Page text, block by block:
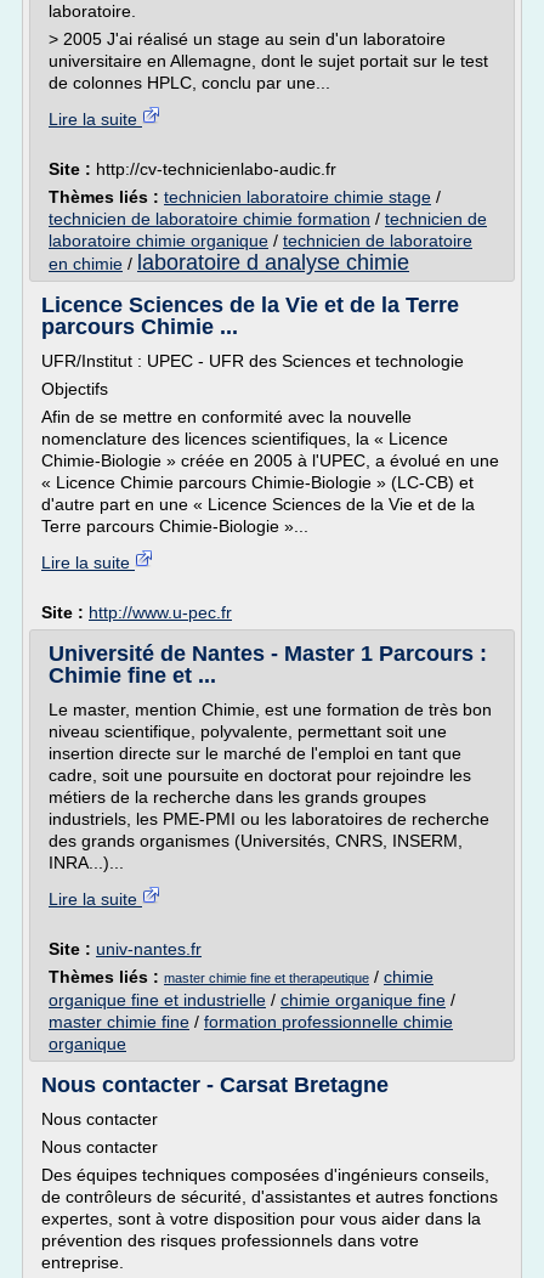
laboratoire.
> 2005 J'ai réalisé un stage au sein d'un laboratoire
universitaire en Allemagne, dont le sujet portait sur le test
de colonnes HPLC, conclu par une...
Lire la suite
Site : http://cv-technicienlabo-audic.fr
Thèmes liés : technicien laboratoire chimie stage /
technicien de laboratoire chimie formation / technicien de
laboratoire chimie organique / technicien de laboratoire
en chimie / laboratoire d analyse chimie
Licence Sciences de la Vie et de la Terre
parcours Chimie ...
UFR/Institut : UPEC - UFR des Sciences et technologie
Objectifs
Afin de se mettre en conformité avec la nouvelle
nomenclature des licences scientifiques, la « Licence
Chimie-Biologie » créée en 2005 à l'UPEC, a évolué en une
« Licence Chimie parcours Chimie-Biologie » (LC-CB) et
d'autre part en une « Licence Sciences de la Vie et de la
Terre parcours Chimie-Biologie »...
Lire la suite
Site : http://www.u-pec.fr
Université de Nantes - Master 1 Parcours :
Chimie fine et ...
Le master, mention Chimie, est une formation de très bon
niveau scientifique, polyvalente, permettant soit une
insertion directe sur le marché de l'emploi en tant que
cadre, soit une poursuite en doctorat pour rejoindre les
métiers de la recherche dans les grands groupes
industriels, les PME-PMI ou les laboratoires de recherche
des grands organismes (Universités, CNRS, INSERM,
INRA...)...
Lire la suite
Site : univ-nantes.fr
Thèmes liés : master chimie fine et therapeutique / chimie
organique fine et industrielle / chimie organique fine /
master chimie fine / formation professionnelle chimie
organique
Nous contacter - Carsat Bretagne
Nous contacter
Nous contacter
Des équipes techniques composées d'ingénieurs conseils,
de contrôleurs de sécurité, d'assistantes et autres fonctions
expertes, sont à votre disposition pour vous aider dans la
prévention des risques professionnels dans votre
entreprise.